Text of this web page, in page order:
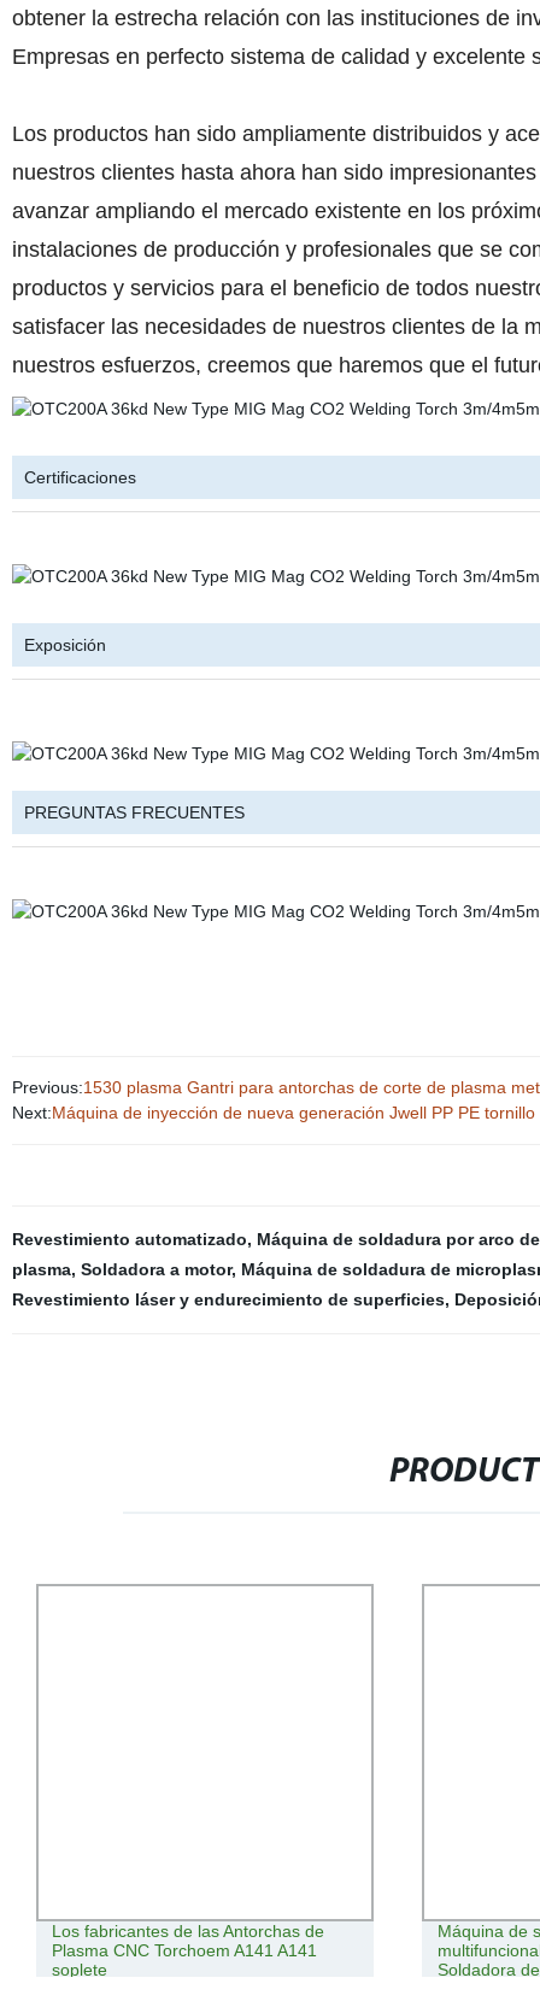
obtener la estrecha relación con las instituciones de
Empresas en perfecto sistema de calidad y
Los productos han sido ampliamente distribuidos y
nuestros clientes hasta ahora han sido
avanzar ampliando el mercado existente en los
instalaciones de producción y profesionales que se
productos y servicios para el beneficio de todos
satisfacer las necesidades de nuestros clientes de la
nuestros esfuerzos, creemos que haremos que el
Certificaciones
Exposición
PREGUNTAS FRECUENTES
Previous:1530 plasma Gantri para antorchas de corte de plasma
Next:Máquina de inyección de nueva generación Jwell PP PE
Revestimiento automatizado, Máquina de soldadura por arco
plasma, Soldadora a motor, Máquina de soldadura de
Revestimiento láser y endurecimiento de superficies,
Los fabricantes de las Antorchas de
Plasma CNC Torchoem A141 A141
soplete
Máquina de
Soldadora